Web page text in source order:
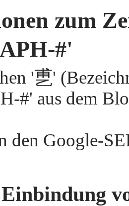
zum
#'
'乶'
#' aus dem
den Google-
Einbindung